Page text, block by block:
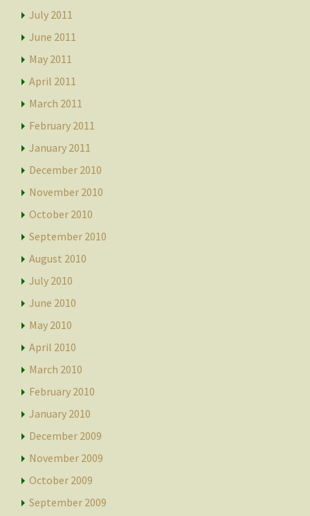
July 2011
June 2011
May 2011
April 2011
March 2011
February 2011
January 2011
December 2010
November 2010
October 2010
September 2010
August 2010
July 2010
June 2010
May 2010
April 2010
March 2010
February 2010
January 2010
December 2009
November 2009
October 2009
September 2009